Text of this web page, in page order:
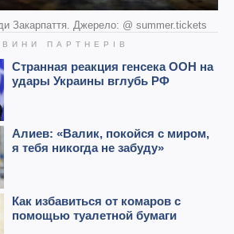
Закарпаття. Джерело: @ summer.tickets